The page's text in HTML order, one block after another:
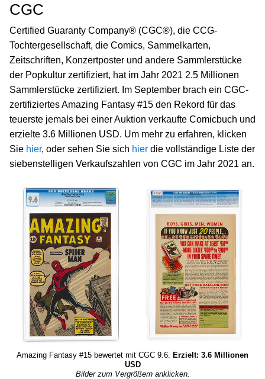
CGC
Certified Guaranty Company® (CGC®), die CCG-
Tochtergesellschaft, die Comics, Sammelkarten,
Zeitschriften, Konzertposter und andere Sammlerstücke
der Popkultur zertifiziert, hat im Jahr 2021 2.5 Millionen
Sammlerstücke zertifiziert. Im September brach ein CGC-
zertifiziertes Amazing Fantasy #15 den Rekord für das
teuerste jemals bei einer Auktion verkaufte Comicbuch und
erzielte 3.6 Millionen USD. Um mehr zu erfahren, klicken
Sie hier, oder sehen Sie sich hier die vollständige Liste der
siebenstelligen Verkaufszahlen von CGC im Jahr 2021 an.
Amazing Fantasy #15 bewertet mit CGC 9.6. Erzielt: 3.6 Millionen
USD
Bilder zum Vergrößern anklicken.